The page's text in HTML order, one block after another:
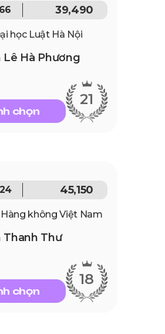
39,490
học Luật Hà Nội
Lê Hà Phương
chọn
21
45,150
Hàng không Việt Nam
Thanh Thư
chọn
18